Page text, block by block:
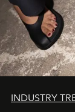
INDUSTRY